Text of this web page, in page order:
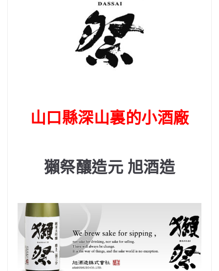
山口縣深山裏的小酒廠
獺祭釀造元旭酒造